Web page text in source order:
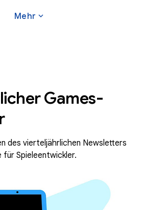
Mehr expand_more
Games-
des vierteljährlichen Newsletters
für Spieleentwickler.